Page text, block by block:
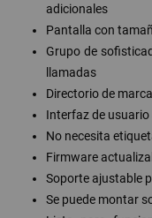
adicionales
Pantalla con
Grupo de
llamadas
Directorio de
Interfaz de
No necesita
Firmware
Soporte ajustable
Se puede montar